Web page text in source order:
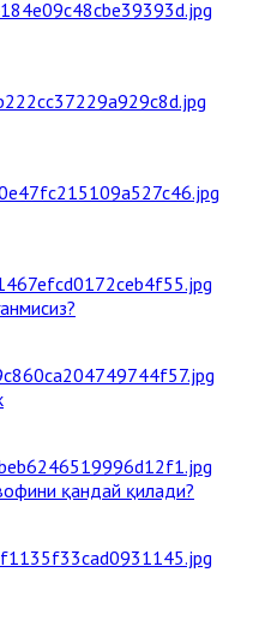
қандай қилади?